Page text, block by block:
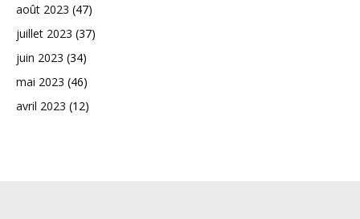
août 2023 (47)
juillet 2023 (37)
juin 2023 (34)
mai 2023 (46)
avril 2023 (12)